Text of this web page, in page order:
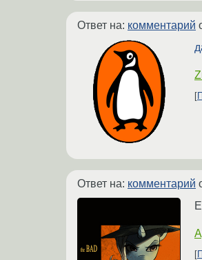
Ответ на: комментарий
Ответ на: комментарий